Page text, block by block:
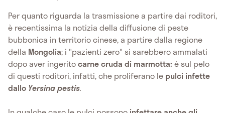
Per quanto riguarda la trasmissione a partire dai roditori,
è recentissima la notizia della diffusione di peste
bubbonica in territorio cinese, a partire dalla regione
della Mongolia; i "pazienti zero" si sarebbero ammalati
dopo aver ingeritocarne cruda di marmotta: è sul pelo
di questi roditori, infatti, che proliferano le pulci infette
dallo Yersina pestis.